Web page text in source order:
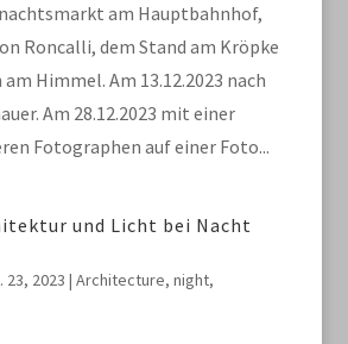
am Hauptbahnhof,
Roncalli, dem Stand am Kröpke
Himmel. Am 13.12.2023 nach
Am 28.12.2023 mit einer
Fotographen auf einer Foto...
und Licht bei Nacht
23, 2023 | Architecture, night,